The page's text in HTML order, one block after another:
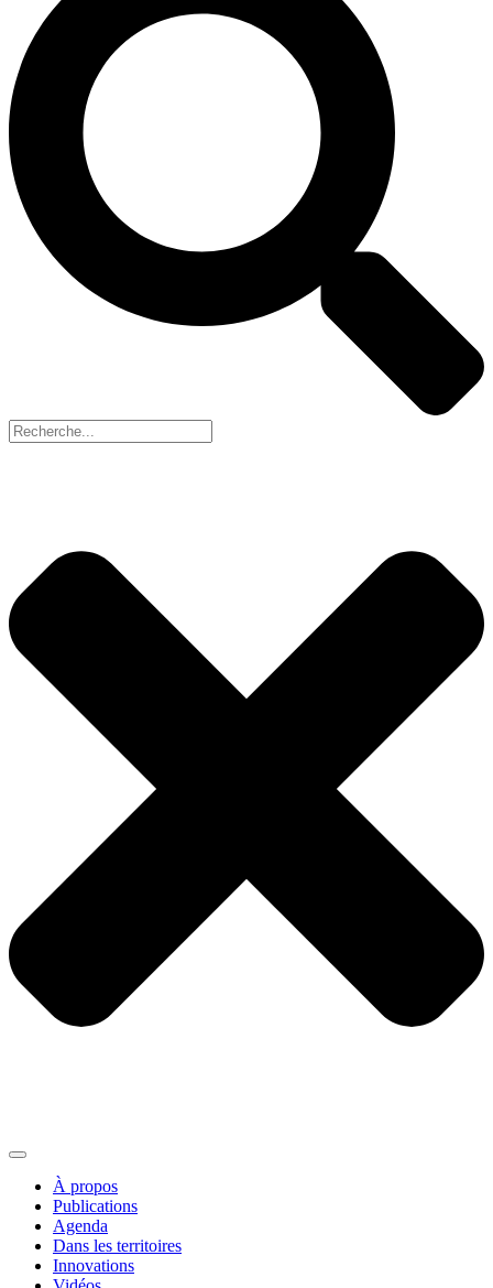
À propos
Publications
Agenda
Dans les territoires
Innovations